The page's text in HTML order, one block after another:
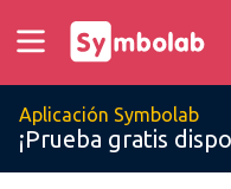
Aplicación Symbolab
¡Prueba gratis